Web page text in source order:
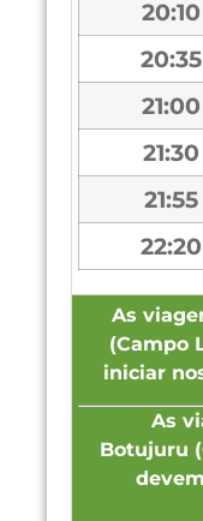
20:10
20:35
21:00
21:30
21:55
22:20
As
(Campo
iniciar
As
Botujuru